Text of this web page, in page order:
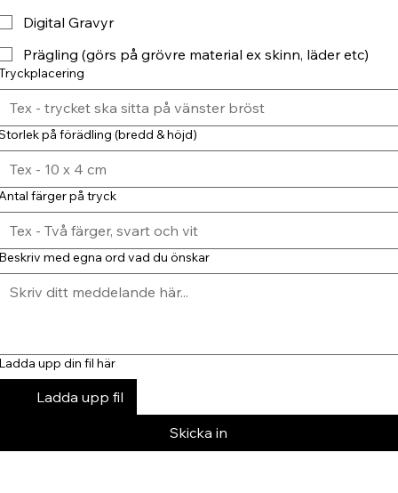
Digital Gravyr
Prägling (görs på grövre material ex skinn, läder etc)
på förädling (bredd & höjd)
färger på tryck
med egna ord vad du önskar
upp din fil här
Ladda upp fil
Skicka in